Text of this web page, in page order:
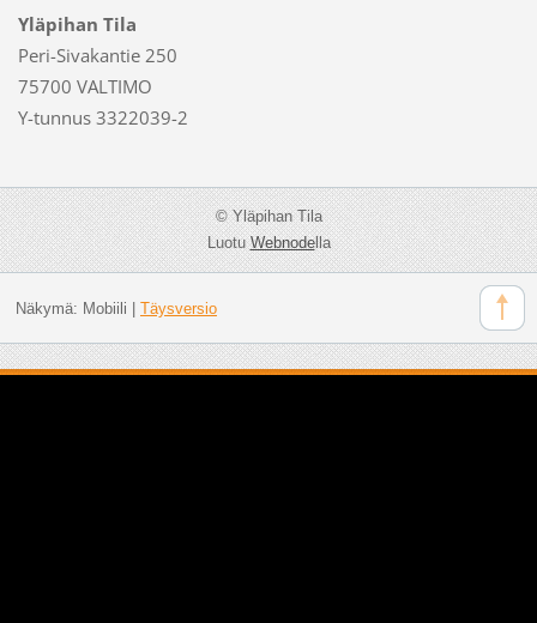
Yläpihan Tila
Peri-Sivakantie 250
75700 VALTIMO
Y-tunnus 3322039-2
© Yläpihan Tila
LuotuWebnodella
Näkymä: Mobiili Täysversio